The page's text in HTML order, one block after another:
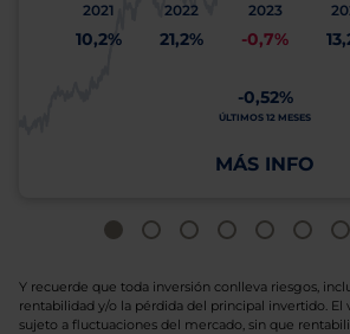
2021
10,2%
2022
21,2%
2023
-0,7%
-0,52%
ÚLTIMOS 12 MESES
MÁS INFO
Y recuerde que toda inversión conlleva riesgos,
rentabilidad y/o la pérdida del principal invertido. El
sujeto a fluctuaciones del mercado, sin que